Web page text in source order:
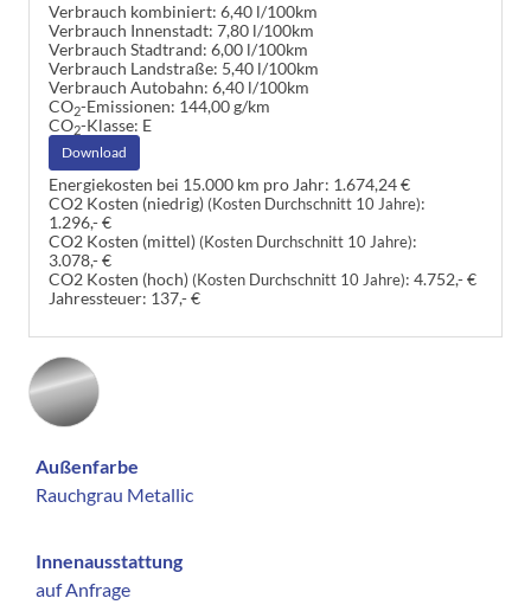
Verbrauch kombiniert: 6,40 l/100km
Verbrauch Innenstadt: 7,80 l/100km
Verbrauch Stadtrand: 6,00 l/100km
Verbrauch Landstraße: 5,40 l/100km
Verbrauch Autobahn: 6,40 l/100km
CO2-Emissionen: 144,00 g/km
CO2-Klasse: E
Download
Energiekosten bei 15.000 km pro Jahr: 1.674,24 €
CO2 Kosten (niedrig) (Kosten Durchschnitt 10 Jahre):
1.296,- €
CO2 Kosten (mittel) (Kosten Durchschnitt 10 Jahre):
3.078,- €
CO2 Kosten (hoch) (Kosten Durchschnitt 10 Jahre): 4.752,- €
Jahressteuer: 137,- €
Außenfarbe
Rauchgrau Metallic
Innenausstattung
auf Anfrage